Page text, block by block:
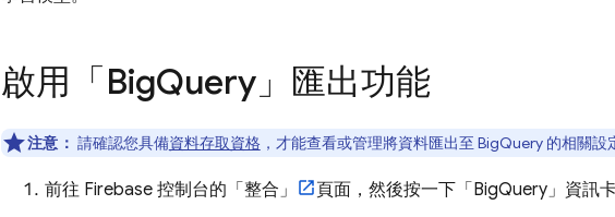
啟用「BigQuery 」匯出功能
注意： 請確認您具備資料存取資格，才能查看或管理將資料匯出至 BigQuery的相關設
前往 Firebase 控制台的「整合」 頁面，然後按一下「BigQuery」 資訊